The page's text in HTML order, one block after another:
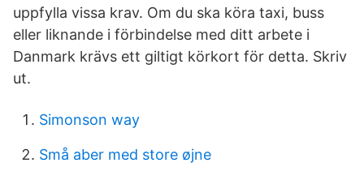
uppfylla vissa krav. Om du ska köra taxi, buss
eller liknande i förbindelse med ditt arbete i
Danmark krävs ett giltigt körkort för detta. Skriv
ut.
Simonson way
Små aber med store øjne